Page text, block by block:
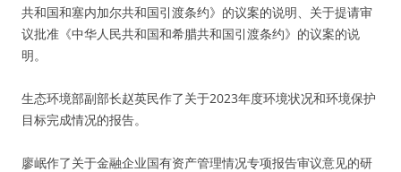
共和国和塞内加尔共和国引渡条约》的议案的说明、关于提请审
议批准《中华人民共和国和希腊共和国引渡条约》的议案的说
明。
生态环境部副部长赵英民作了关于2023年度环境状况和环境保护
目标完成情况的报告。
廖岷作了关于金融企业国有资产管理情况专项报告审议意见的研